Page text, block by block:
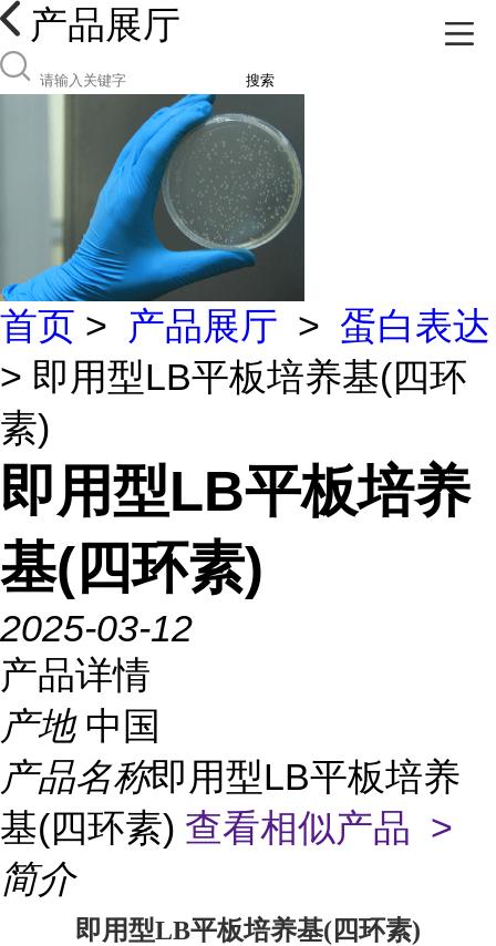
产品展厅
搜索
首页 > 产品展厅 > 蛋白表达
> 即用型LB平板培养基(四环
素)
即用型LB平板培养
基(四环素)
2025-03-12
产品详情
产地 中国
产品名称即用型LB平板培养
基(四环素) 查看相似产品 >
简介
即用型LB平板培养基(四环素)